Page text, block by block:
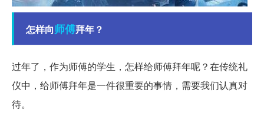
怎样向师傅拜年？
过年了，作为师傅的学生，怎样给师傅拜年呢？在传统礼
仪中，给师傅拜年是一件很重要的事情，需要我们认真对
待。